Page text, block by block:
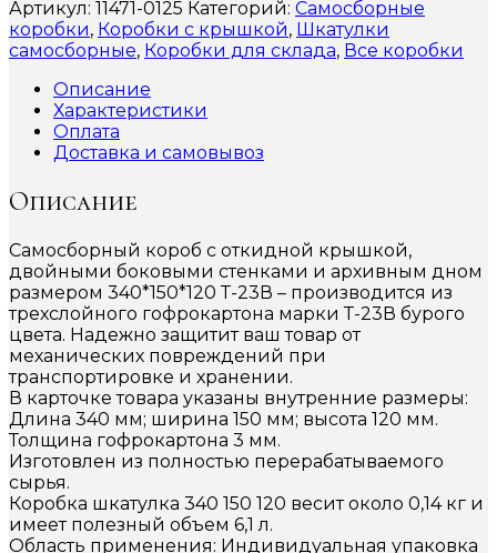
Артикул: 11471-0125 Категорий: Самосборные
коробки, Коробки с крышкой, Шкатулки
самосборные, Коробки для склада, Все коробки
Описание
Характеристики
Оплата
Доставка и самовывоз
Описание
Самосборный короб с откидной крышкой,
двойными боковыми стенками и архивным дном
размером 340*150*120 Т-23В – производится из
трехслойного гофрокартона марки Т-23В бурого
цвета. Надежно защитит ваш товар от
механических повреждений при
транспортировке и хранении.
В карточке товара указаны внутренние размеры:
Длина 340 мм; ширина 150 мм; высота 120 мм.
Толщина гофрокартона 3 мм.
Изготовлен из полностью перерабатываемого
сырья.
Коробка шкатулка 340 150 120 весит около 0,14 кг и
имеет полезный объем 6,1 л.
Область применения: Индивидуальная упаковка